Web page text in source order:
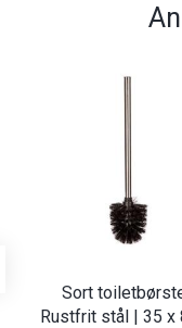
Sort
Rustfrit stål | 35 x